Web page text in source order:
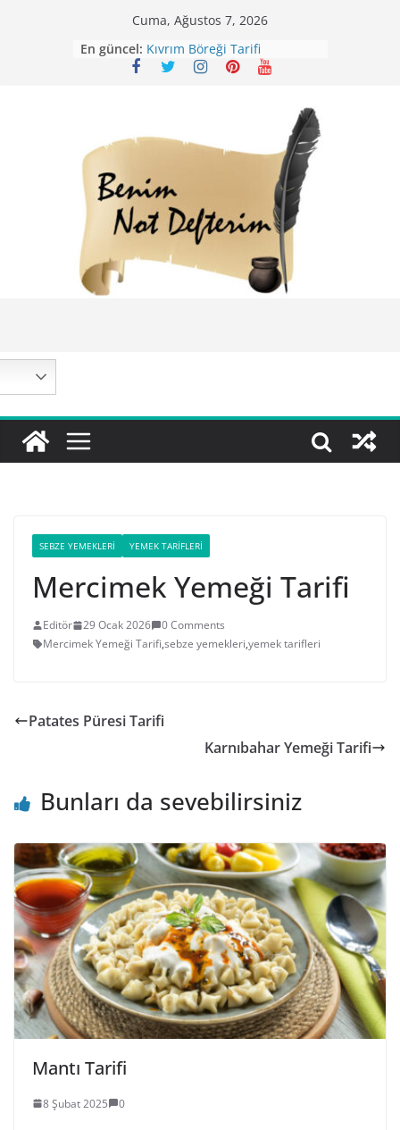
Cuma, Ağustos 7, 2026
En güncel:
Mirik Köfte Tarifi – Sivas
Kıvrım Böreği Tarifi
Karabuğday Pilavı Tarifi
SEBZE YEMEKLERI YEMEK TARIFLERI
Mercimek Yemeği Tarifi
Editör 29 Ocak 2026
0 Comments
Mercimek Yemeği Tarifi,sebze yemekleri,yemek tarifleri
Patates Püresi Tarifi
Karnıbahar Yemeği Tarifi
Bunları da sevebilirsiniz
Mantı Tarifi
8 Şubat 2025 0